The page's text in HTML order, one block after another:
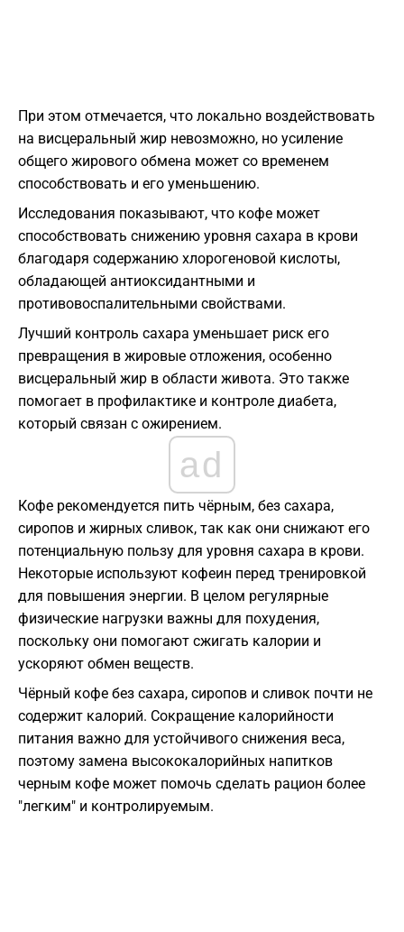
При этом отмечается, что локально воздействовать
на висцеральный жир невозможно, но усиление
общего жирового обмена может со временем
способствовать и его уменьшению.
Исследования показывают, что кофе может
способствовать снижению уровня сахара в крови
благодаря содержанию хлорогеновой кислоты,
обладающей антиоксидантными и
противовоспалительными свойствами.
Лучший контроль сахара уменьшает риск его
превращения в жировые отложения, особенно
висцеральный жир в области живота. Это также
помогает в профилактике и контроле диабета,
который связан с ожирением.
ad
Кофе рекомендуется пить чёрным, без сахара,
сиропов и жирных сливок, так как они снижают его
потенциальную пользу для уровня сахара в крови.
Некоторые используют кофеин перед тренировкой
для повышения энергии. В целом регулярные
физические нагрузки важны для похудения,
поскольку они помогают сжигать калории и
ускоряют обмен веществ.
Чёрный кофе без сахара, сиропов и сливок почти не
содержит калорий. Сокращение калорийности
питания важно для устойчивого снижения веса,
поэтому замена высококалорийных напитков
черным кофе может помочь сделать рацион более
"легким" и контролируемым.